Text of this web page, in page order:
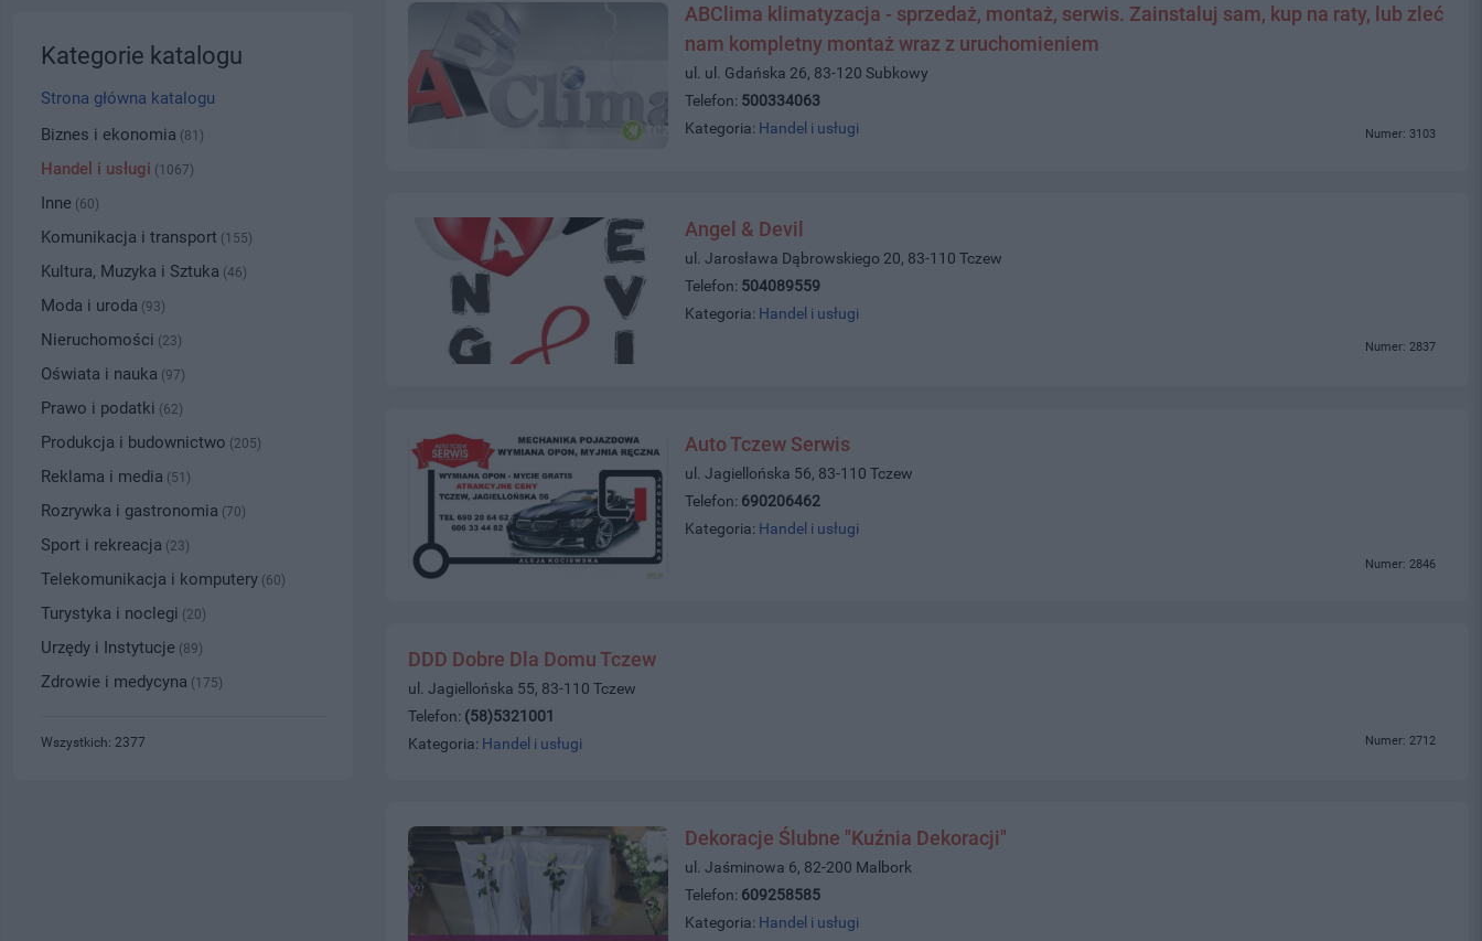
ABClima klimatyzacja - sprzedaż, montaż, serwis. Zainstaluj sam, kup na raty, lub zleć
nam kompletny montaż wraz z uruchomieniem
ul. ul. Gdańska 26, 83-120 Subkowy
Telefon: 500334063
Kategoria: Handel i usługi Numer: 3103
Angel & Devil
ul. Jarosława Dąbrowskiego 20, 83-110 Tczew
Telefon: 504089559
Kategoria: Handel i usługi
Numer: 2837
Auto Tczew Serwis
ul. Jagiellońska 56, 83-110 Tczew
Telefon: 690206462
Kategoria: Handel i usługi
Numer: 2846
DDD Dobre Dla Domu Tczew
ul. Jagiellońska 55, 83-110 Tczew
Telefon: (58)5321001
Kategoria: Handel i usługi Numer: 2712
Dekoracje Ślubne "Kuźnia Dekoracji"
ul. Jaśminowa 6, 82-200 Malbork
Telefon: 609258585
Kategoria: Handel i usługi
Kategorie katalogu
Strona główna katalogu
Biznes i ekonomia (81)
Handel i usługi (1067)
Inne (60)
Komunikacja i transport (155)
Kultura, Muzyka i Sztuka (46)
Moda i uroda (93)
Nieruchomości (23)
Oświata i nauka (97)
Prawo i podatki (62)
Produkcja i budownictwo (205)
Reklama i media (51)
Rozrywka i gastronomia (70)
Sport i rekreacja (23)
Telekomunikacja i komputery (60)
Turystyka i noclegi (20)
Urzędy i Instytucje (89)
Zdrowie i medycyna (175)
Wszystkich: 2377